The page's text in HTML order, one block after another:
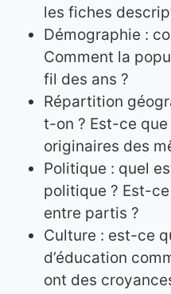
les fiches
Démographie :
Comment la
fil des ans ?
Répartition
t-on ? Est-ce
originaires des
Politique : quel
politique ? Est-
entre partis ?
Culture : est-ce
d’éducation
ont des